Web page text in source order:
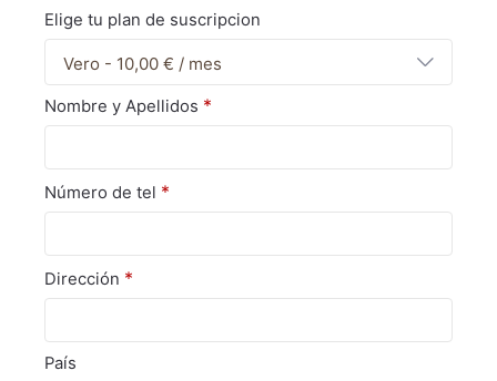
Elige tu plan de suscripcion
Vero - 10,00 € / mes
Nombre y Apellidos *
Número de tel *
Dirección *
País